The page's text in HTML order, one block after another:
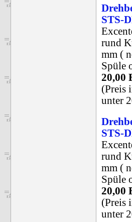
STS-
rund
mm (
Spüle
20,00
(Preis
unter
STS-
rund
mm (
Spüle
20,00
(Preis
unter